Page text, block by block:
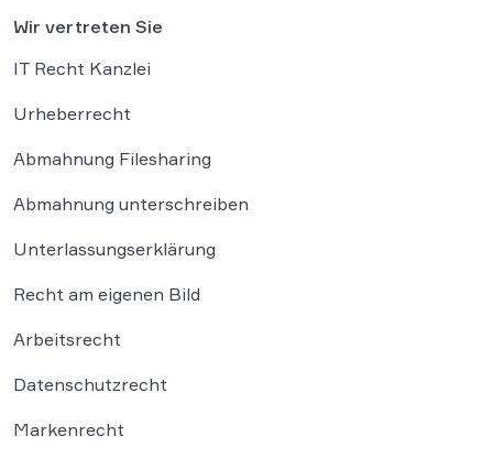
Wir vertreten Sie
IT Recht Kanzlei
Urheberrecht
Abmahnung Filesharing
Abmahnung unterschreiben
Unterlassungserklärung
Recht am eigenen Bild
Arbeitsrecht
Datenschutzrecht
Markenrecht